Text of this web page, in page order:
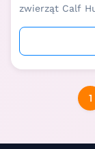
zwierząt Calf
hodowli
dla cieląt,
1